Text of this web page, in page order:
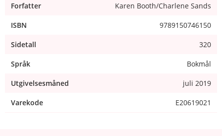
Forfatter Karen Booth/Charlene Sands
ISBN 9789150746150
Sidetall 320
Språk Bokmål
Utgivelsesmåned juli 2019
Varekode E20619021